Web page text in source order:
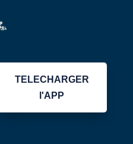
TELECHARGER
l'APP